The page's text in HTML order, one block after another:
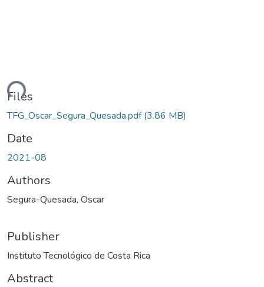
Files
TFG_Oscar_Segura_Quesada.pdf(3.86 MB)
Date
2021-08
Authors
Segura-Quesada, Oscar
Publisher
Instituto Tecnológico de Costa Rica
Abstract